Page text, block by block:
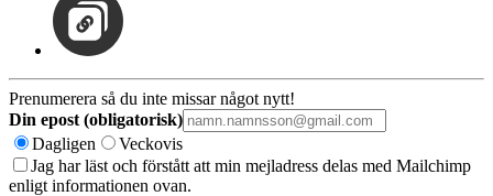
Prenumerera så du inte missar något nytt!
Din epost (obligatorisk)
Dagligen
Veckovis
Jag har läst och förstått att min mejladress delas med Mailchimp
enligt informationen ovan.